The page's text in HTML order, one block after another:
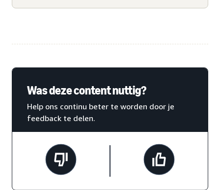
Was deze content nuttig?
Help ons continu beter te worden door je
feedback te delen.